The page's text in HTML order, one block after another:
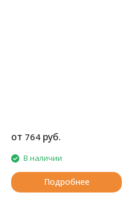
от 764 руб.
В наличии
Подробнее